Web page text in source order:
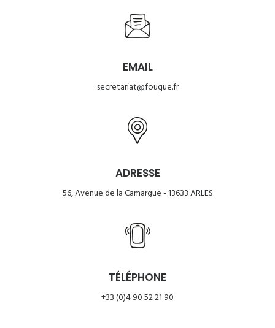
EMAIL
secretariat@fouque.fr
ADRESSE
56, Avenue de la Camargue - 13633 ARLES
TÉLÉPHONE
+33 (0)4 90 52 21 90